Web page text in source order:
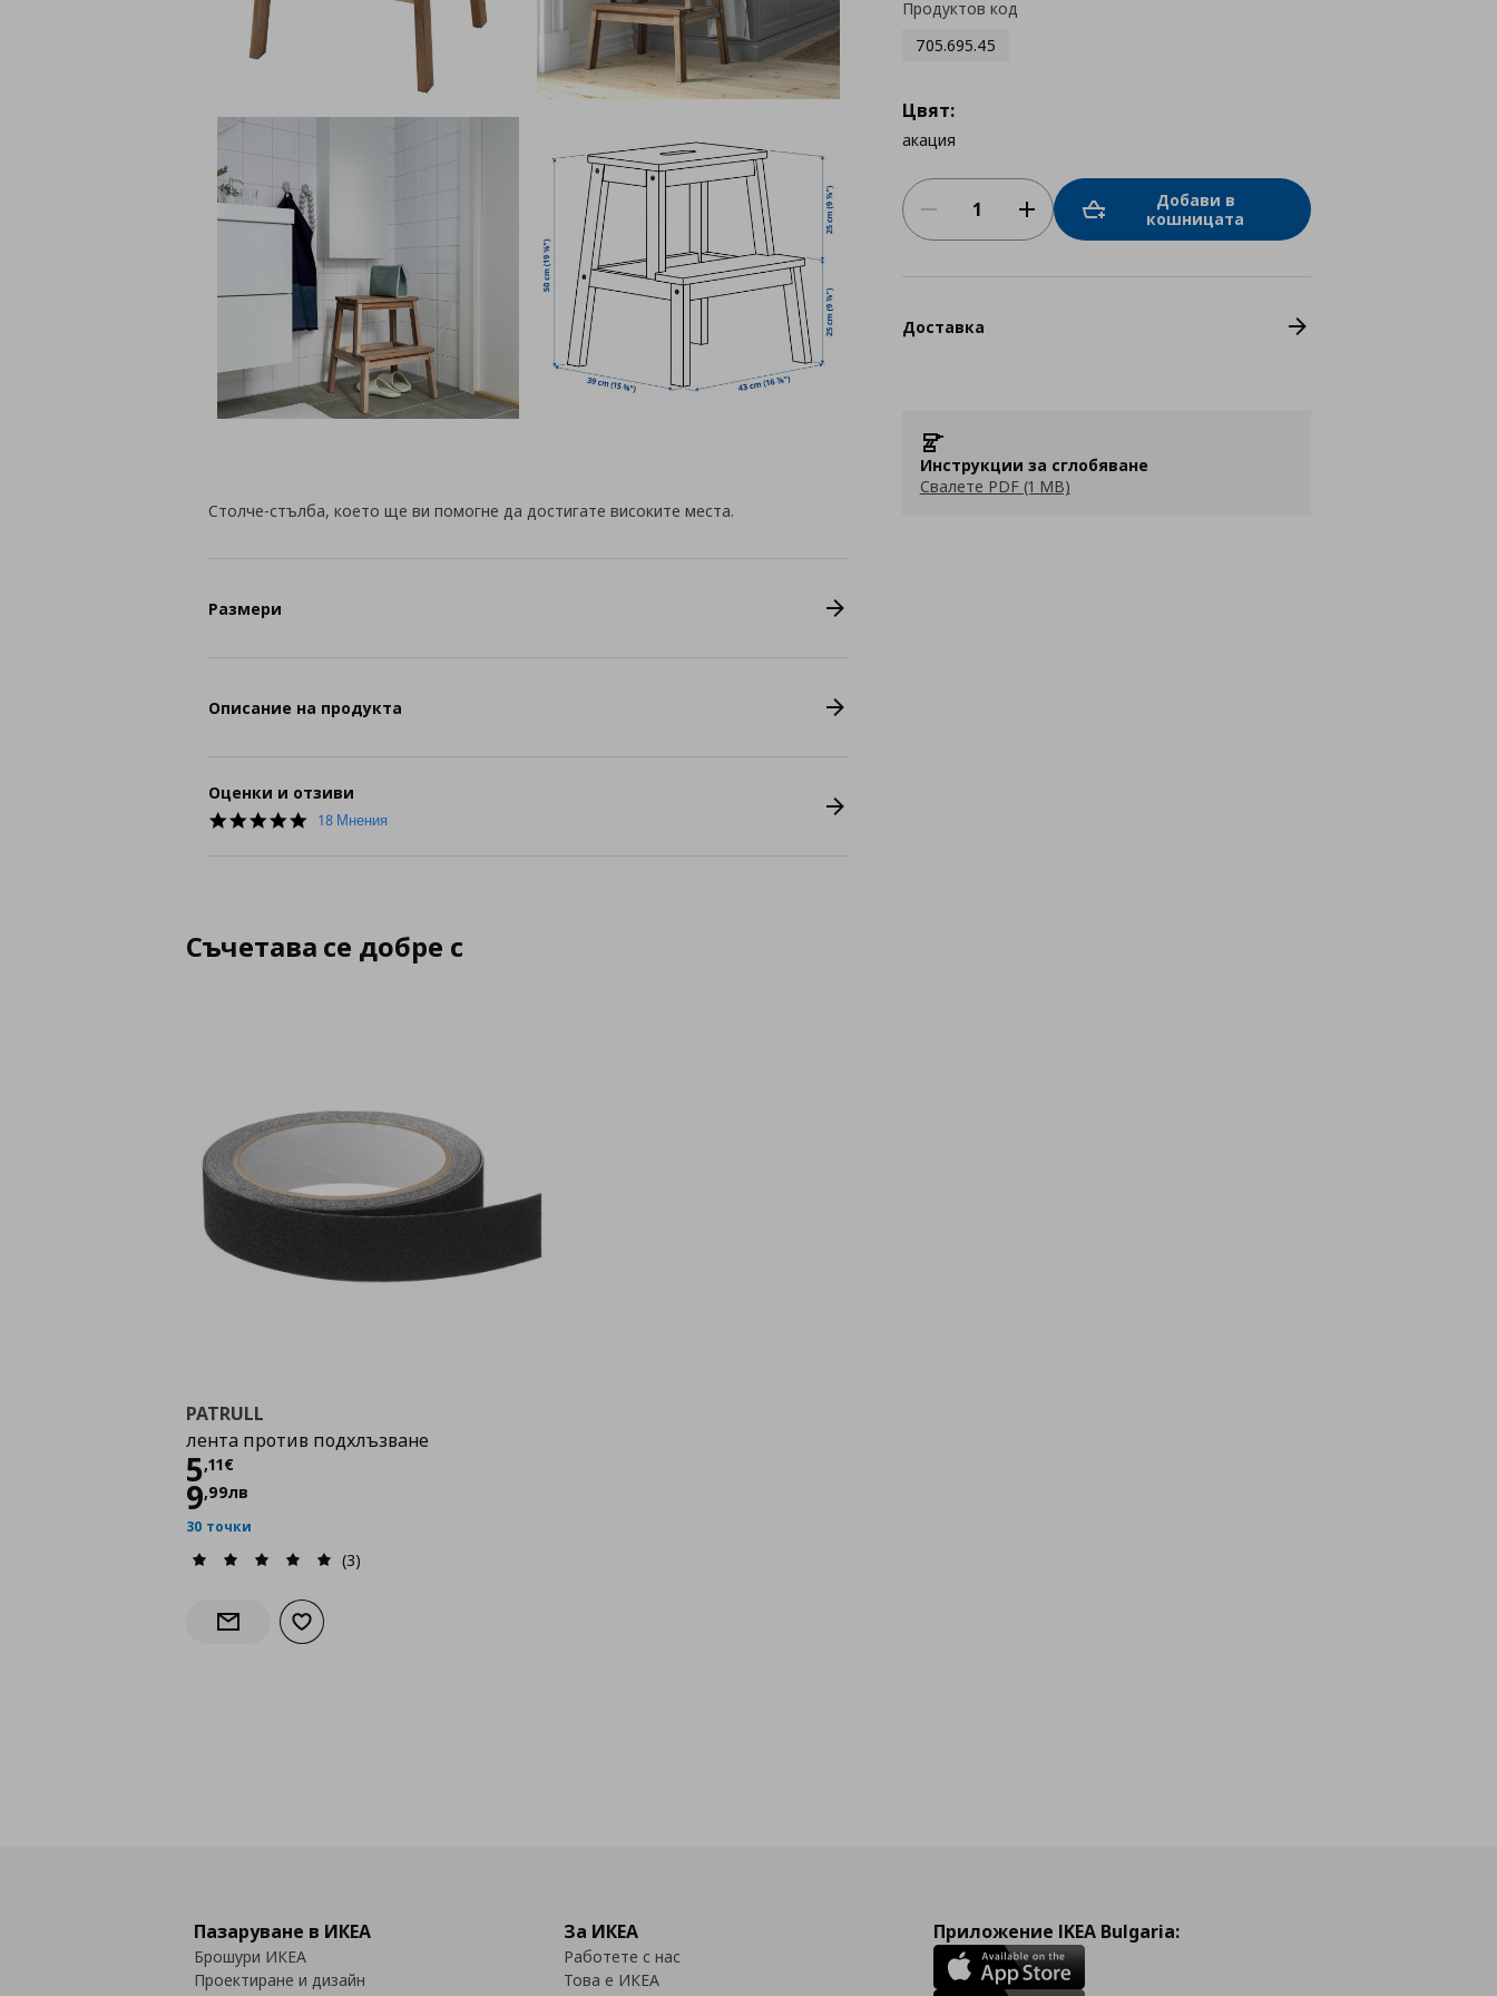
Продуктов код
705.695.45
Цвят:
акация
Добави в
кошницата
Доставка
Инструкции за сглобяване
Свалете PDF (1 MB)
Столче-стълба, което ще ви помогне да достигате високите места.
Размери
Описание на продукта
Оценки и отзиви
4.9
18 Мнения
Съчетава се добре с
PATRULL
лента против подхлъзване
5,11€
Цена
9,99лв
30 точки
(3)
Информирай ме за наличност
Добави към списъка с любими
Пазаруване в ИКЕА
Брошури ИКЕА
Проектиране и дизайн
За ИКЕА
Работете с нас
Това е ИКЕА
Приложение IKEA Bulgaria: